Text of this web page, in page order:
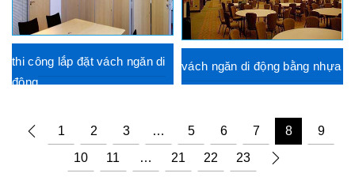
thi công lắp đặt vách ngăn di
động
vách ngăn di động bằng nhựa
1 2 3 … 5 6 7 8
9
10
11 … 21 22 23